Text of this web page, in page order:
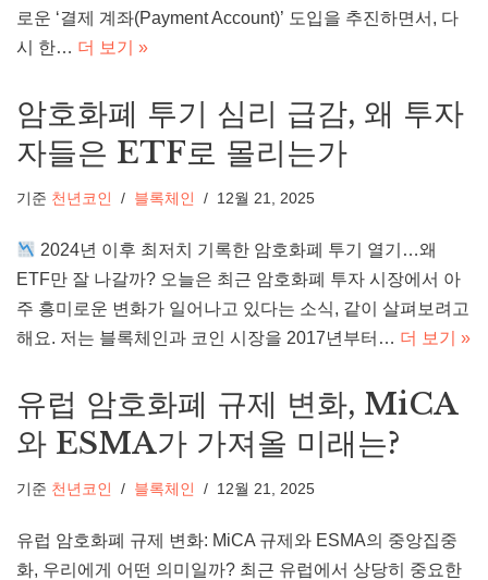
로운 ‘결제 계좌(Payment Account)’ 도입을 추진하면서, 다
시 한… 더 보기 »
암호화폐 투기 심리 급감, 왜 투자
자들은 ETF로 몰리는가
기준 천년코인 블록체인 12월 21, 2025
2024년 이후 최저치 기록한 암호화폐 투기 열기…왜
ETF만 잘 나갈까? 오늘은 최근 암호화폐 투자 시장에서 아
주 흥미로운 변화가 일어나고 있다는 소식, 같이 살펴보려고
해요. 저는 블록체인과 코인 시장을 2017년부터… 더 보기 »
유럽 암호화폐 규제 변화, MiCA
와 ESMA가 가져올 미래는?
기준 천년코인 블록체인 12월 21, 2025
유럽 암호화폐 규제 변화: MiCA 규제와 ESMA의 중앙집중
화, 우리에게 어떤 의미일까? 최근 유럽에서 상당히 중요한